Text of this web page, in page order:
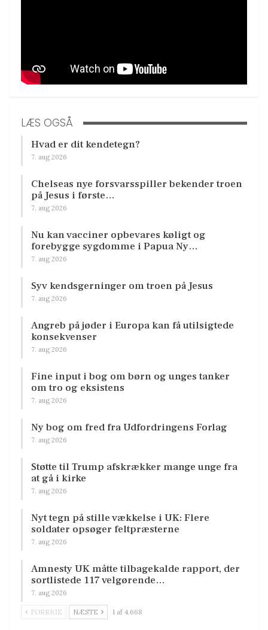
LÆS OGSÅ
Hvad er dit kendetegn?
7. aug 2026
Chelseas nye forsvarsspiller bekender troen
på Jesus i første…
7. aug 2026
Nu kan vacciner opbevares køligt og
forebygge sygdomme i Papua Ny…
7. aug 2026
Syv kendsgerninger om troen på Jesus
7. aug 2026
Angreb på jøder i Europa kan få utilsigtede
konsekvenser
7. aug 2026
Fine input i bog om børn og unges tanker
om tro og eksistens
7. aug 2026
Ny bog om fred fra Udfordringens Forlag
7. aug 2026
Støtte til Trump afskrækker mange unge fra
at gå i kirke
7. aug 2026
Nyt tegn på stille vækkelse i UK: Flere
soldater opsøger feltpræsterne
7. aug 2026
Amnesty UK måtte tilbagekalde rapport, der
sortlistede 117 velgørende…
7. aug 2026
FORRIGE NÆSTE 1 af 4.668